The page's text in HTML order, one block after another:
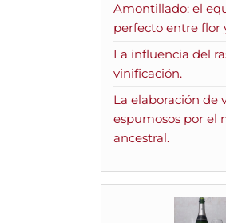
Amontillado: el
perfecto entre flor
La influencia del
vinificación.
La elaboración de
espumosos por el
ancestral.